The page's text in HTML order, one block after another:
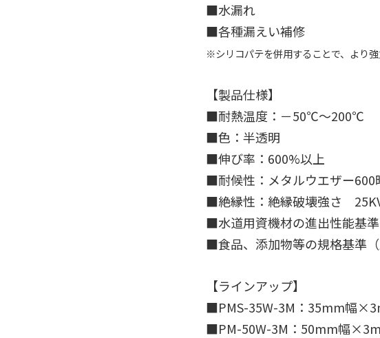
■水漏れ
■各種漏えい補修
※シリコパテを併用することで、より
【製品仕様】
■耐熱温度：－50℃～200℃
■色：半透明
■伸び率：600%以上
■耐候性：メタルウエザー600
■絶縁性：絶縁破壊強さ
■水道用資機材の進出性能基
■食品、添加物等の規格基準
【ラインアップ】
■PMS-35W-3M：35mm幅
■PM-50W-3M：50mm幅